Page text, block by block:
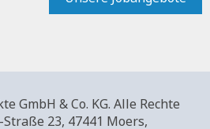
GmbH & Co. KG. Alle Rechte
23, 47441 Moers,